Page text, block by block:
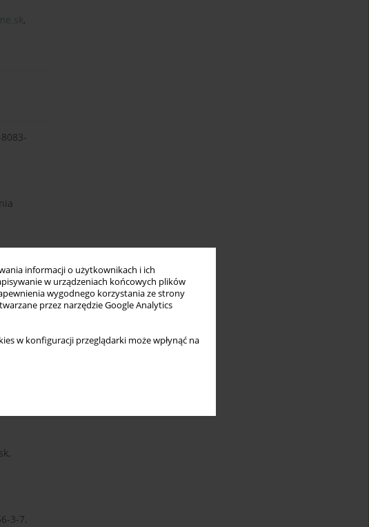
informacji o użytkownikach i ich
w urządzeniach końcowych plików
wygodnego korzystania ze strony
przez narzędzie Google Analytics
w konfiguracji przeglądarki może wpłynąć na
,
3-7.